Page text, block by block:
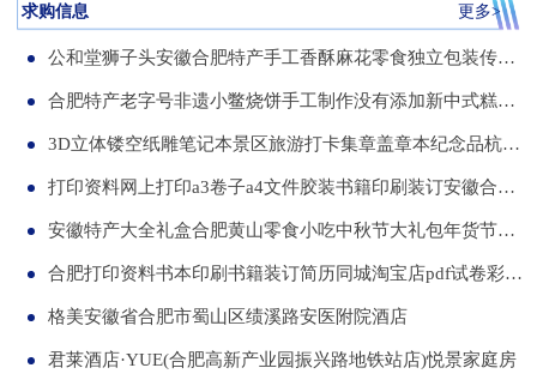
求购信息 更多>
公和堂狮子头安徽合肥特产手工香酥麻花零食独立包装传统老式糕点
合肥特产老字号非遗小鳖烧饼手工制作没有添加新中式糕点伴手礼
3D立体镂空纸雕笔记本景区旅游打卡集章盖章本纪念品杭州合肥昆明武汉城市文创本可定制集章册景点北京logo
打印资料网上打印a3卷子a4文件胶装书籍印刷装订安徽合肥同城服务
安徽特产大全礼盒合肥黄山零食小吃中秋节大礼包年货节送伴手礼品
合肥打印资料书本印刷书籍装订简历同城淘宝店pdf试卷彩色a34讲义
格美安徽省合肥市蜀山区绩溪路安医附院酒店
君莱酒店·YUE(合肥高新产业园振兴路地铁站店)悦景家庭房